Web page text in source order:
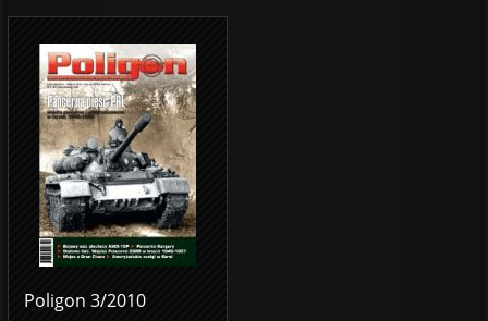
Poligon 3/2010